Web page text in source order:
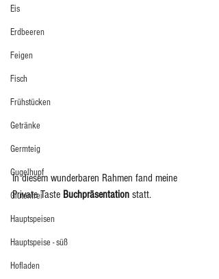
Eis
Erdbeeren
Feigen
Fisch
Frühstücken
Getränke
Germteig
Gugelhupf
Glutenfrei
Hauptspeisen
Hauptspeise - süß
Hofladen
In diesem wunderbaren Rahmen fand meine
Private Taste Buchpräsentation statt.